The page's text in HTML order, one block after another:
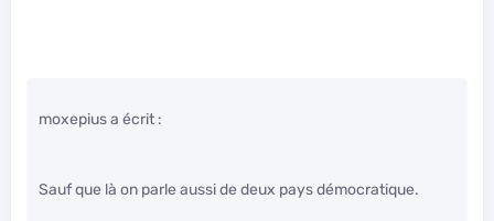
moxepius a écrit :
Sauf que là on parle aussi de deux pays démocratique.